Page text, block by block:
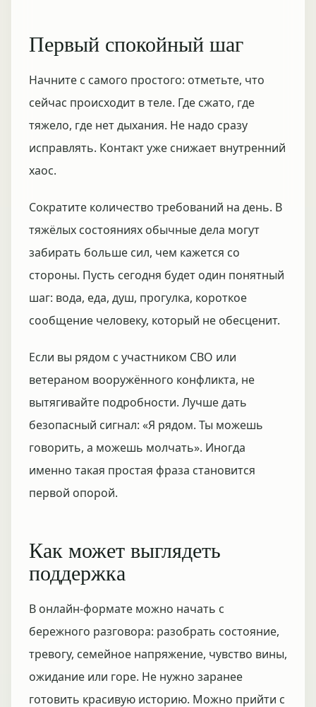
Первый спокойный шаг
Начните с самого простого: отметьте, что
сейчас происходит в теле. Где сжато, где
тяжело, где нет дыхания. Не надо сразу
исправлять. Контакт уже снижает внутренний
хаос.
Сократите количество требований на день. В
тяжёлых состояниях обычные дела могут
забирать больше сил, чем кажется со
стороны. Пусть сегодня будет один понятный
шаг: вода, еда, душ, прогулка, короткое
сообщение человеку, который не обесценит.
Если вы рядом с участником СВО или
ветераном вооружённого конфликта, не
вытягивайте подробности. Лучше дать
безопасный сигнал: «Я рядом. Ты можешь
говорить, а можешь молчать». Иногда
именно такая простая фраза становится
первой опорой.
Как может выглядеть
поддержка
В онлайн-формате можно начать с
бережного разговора: разобрать состояние,
тревогу, семейное напряжение, чувство вины,
ожидание или горе. Не нужно заранее
готовить красивую историю. Можно прийти с